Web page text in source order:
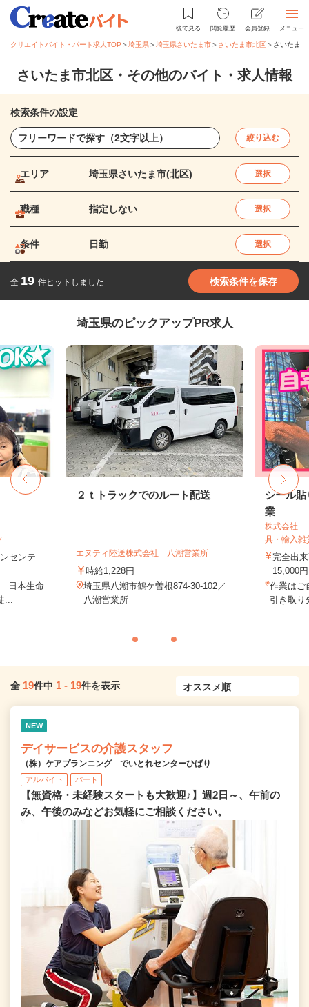
後で見る 閲覧履歴 会員登録 メニュー
クリエイトバイト・パート求人TOP ＞埼玉県＞埼玉県さいたま市＞ さいたま市北区＞ さいたま
さいたま市北区・その他のバイト・求人情報
検索条件の設定
絞り込む
エリア 埼玉県さいたま市(北区) 選択
職種 指定しない 選択
条件 日勤 選択
全 19 件ヒットしました 検索条件を保存
埼玉県のピックアップPR求人
センテ
日本生命
２ｔトラックでのルート配送
エヌティ陸送株式会社 八潮営業所
時給1,228円
埼玉県八潮市鶴ケ曽根874-30-102／
八潮営業所
シール
業
株式会社
具・輸入雑
完全出
15,000円
作業は
引き取
全 19件中 1 - 19件を表示
NEW
デイサービスの介護スタッフ
（株）ケアプランニング でいとれセンターひばり
アルバイト パート
【無資格・未経験スタートも大歓迎♪】週2日～、午前の
み、午後のみなどお気軽にご相談ください。